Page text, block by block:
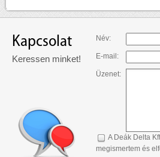
Kapcsolat
Keressen minket!
Név:
E-mail:
Üzenet:
A Deák Delta
megismertem és